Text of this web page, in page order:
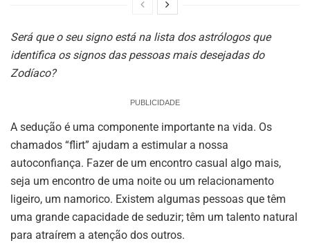
Será que o seu signo está na lista dos astrólogos que
identifica os signos das pessoas mais desejadas do
Zodíaco?
PUBLICIDADE
A sedução é uma componente importante na vida. Os
chamados “flirt” ajudam a estimular a nossa
autoconfiança. Fazer de um encontro casual algo mais,
seja um encontro de uma noite ou um relacionamento
ligeiro, um namorico. Existem algumas pessoas que têm
uma grande capacidade de seduzir; têm um talento natural
para atraírem a atenção dos outros.